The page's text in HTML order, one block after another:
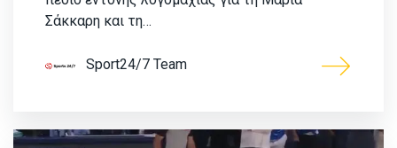
Σάκκαρη και τη…
Sport24/7 Team